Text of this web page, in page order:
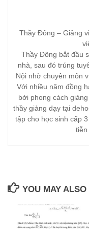
Thầy Đông – Giảng
Thầy Đông bắt đầu
nhà, sau đó trúng
Nội nhờ chuyên môn
Với nhiều năm đồng
bởi phong cách
thầy giảng dạy tại
tập cho học sinh cấp
tiễn
YOU MAY